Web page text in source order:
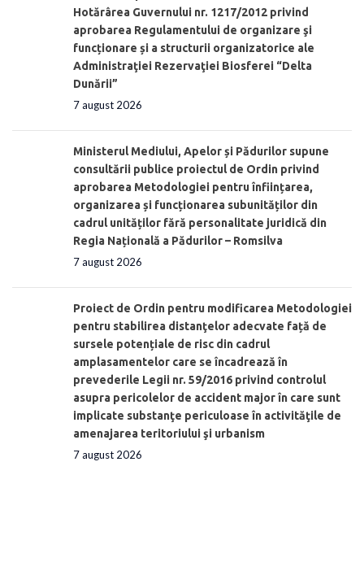
Hotărârea Guvernului nr. 1217/2012 privind
aprobarea Regulamentului de organizare şi
funcționare și a structurii organizatorice ale
Administraţiei Rezervaţiei Biosferei “Delta
Dunării”
7 august 2026
Ministerul Mediului, Apelor și Pădurilor supune
consultării publice proiectul de Ordin privind
aprobarea Metodologiei pentru înființarea,
organizarea și funcționarea subunităților din
cadrul unităților fără personalitate juridică din
Regia Națională a Pădurilor – Romsilva
7 august 2026
Proiect de Ordin pentru modificarea Metodologiei
pentru stabilirea distanţelor adecvate față de
sursele potențiale de risc din cadrul
amplasamentelor care se încadrează în
prevederile Legii nr. 59/2016 privind controlul
asupra pericolelor de accident major în care sunt
implicate substanţe periculoase în activităţile de
amenajarea teritoriului şi urbanism
7 august 2026